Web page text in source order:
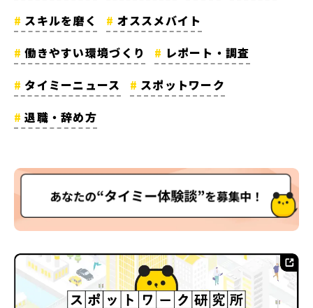
スキルを磨く
オススメバイト
働きやすい環境づくり
レポート・調査
タイミーニュース
スポットワーク
退職・辞め方